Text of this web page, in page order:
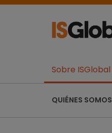
Sobre ISGlobal
QUIÉNES SOMOS